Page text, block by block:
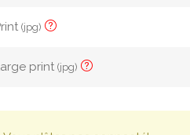
(jpg)
print(jpg)